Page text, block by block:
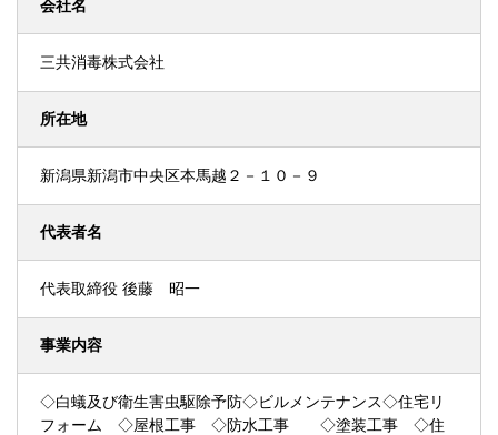
会社名
三共消毒株式会社
所在地
新潟県新潟市中央区本馬越２－１０－９
代表者名
代表取締役 後藤 昭一
事業内容
◇白蟻及び衛生害虫駆除予防◇ビルメンテナンス◇住宅リ
フォーム ◇屋根工事 ◇防水工事 ◇塗装工事 ◇住